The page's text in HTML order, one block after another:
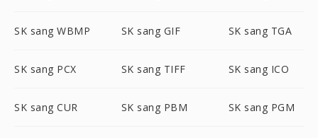
SK sang WBMP SK sang GIF SK sang TGA
SK sang PCX SK sang TIFF SK sang ICO
SK sang CUR SK sang PBM SK sang PGM